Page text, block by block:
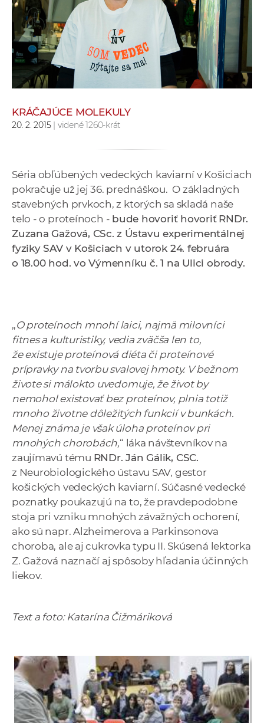
e
v
p
a
k
h
a
n
o
h
S
V
KRÁČAJÚCE MOLEKULY
20. 2. 2015| videné 1260-krát
Séria obľúbených vedeckých kaviarní v Košiciach
pokračuje už jej 36. prednáškou. O základných
stavebných prvkoch, z ktorých sa skladá naše
telo - o proteínoch - bude hovoriť hovoriť RNDr.
Zuzana Gažová, CSc. z Ústavu experimentálnej
fyziky SAV v Košiciach v utorok 24. februára
o 18.00 hod. vo Výmenníku č. 1 na Ulici obrody.
„O proteínoch mnohí laici, najmä milovníci
fitnes a kulturistiky, vedia zväčša len to,
že existuje proteínová diéta či proteínové
prípravky na tvorbu svalovej hmoty. V bežnom
živote si málokto uvedomuje, že život by
nemohol existovať bez proteínov, plnia totiž
mnoho životne dôležitých funkcií v bunkách.
Menej známa je však úloha proteínov pri
mnohých chorobách,“ láka návštevníkov na
zaujímavú tému RNDr. Ján Gálik, CSC.
z Neurobiologického ústavu SAV, gestor
košických vedeckých kaviarní. Súčasné vedecké
poznatky poukazujú na to, že pravdepodobne
stoja pri vzniku mnohých závažných ochorení,
ako sú napr. Alzheimerova a Parkinsonova
choroba, ale aj cukrovka typu II. Skúsená lektorka
Z. Gažová naznačí aj spôsoby hľadania účinných
liekov.
Text a foto: Katarína Čižmáriková